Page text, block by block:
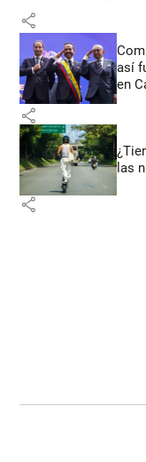
share
así
en
share
las
share